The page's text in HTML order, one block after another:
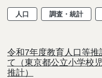
人口 調査・統計
令和7年度教育人口等
て（東京都公立小学校
推計）